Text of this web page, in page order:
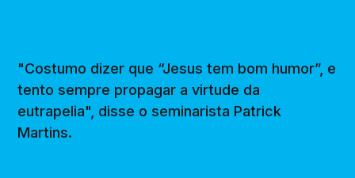
"Costumo dizer que “Jesus tem bom humor”, e
tento sempre propagar a virtude da
eutrapelia", disse o seminarista Patrick
Martins.